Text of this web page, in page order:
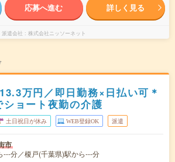
応募へ進む 詳しく見る
派遣会社 株式会社ニッソーネット
万円／即日勤務×日払い可＊
ショート夜勤の介護
土日祝日が休み WEB登録OK 派遣
市
---分／榎戸(千葉県)駅から---分